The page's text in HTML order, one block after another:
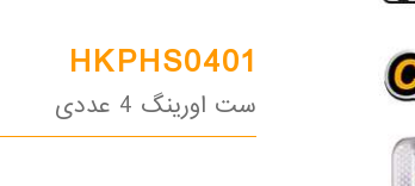
HKPHS0401
ست اورینگ 4 عددی